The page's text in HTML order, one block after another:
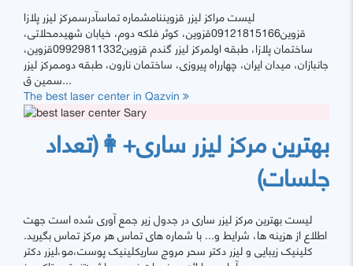
لیست مراکز لیزر قزویننامشماره تماسآدرسمرکز لیزر پلازا
قزوین09121815166قزوین، کوثر فلکه دوم، خیابان شهیدمحلاتی،
ساختمان پلازا، طبقه اولمرکز لیزر گندم قزوین09929811332قزوین،
جانبازان، میدان ایران، چهارراه پیروزی، ساختمان نارون، طبقه دوممرکز لیزر
سمین ق...
The best laser center in Qazvin
بهترین مرکز لیزر ساری+👩(تعداد
جلسات)
لیست بهترین مرکز لیزر ساری در جدول زیر جمع آوری شده است جهت
اطلاع از هزینه ها، شرایط و... با شماره های تماس هر مرکز تماس بگیرید.
کلینیک زیبایی و لیزر دکتر سحر مروج ساریکلینیک پوست،مو،لیزر دکتر